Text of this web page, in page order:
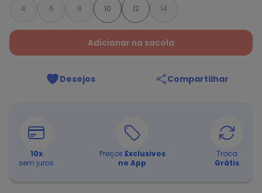
4 6 8 10 12 14
Adicionar na sacola
Desejos Compartilhar
10x
sem juros
Preços Exclusivos
no App
Troca
Grátis